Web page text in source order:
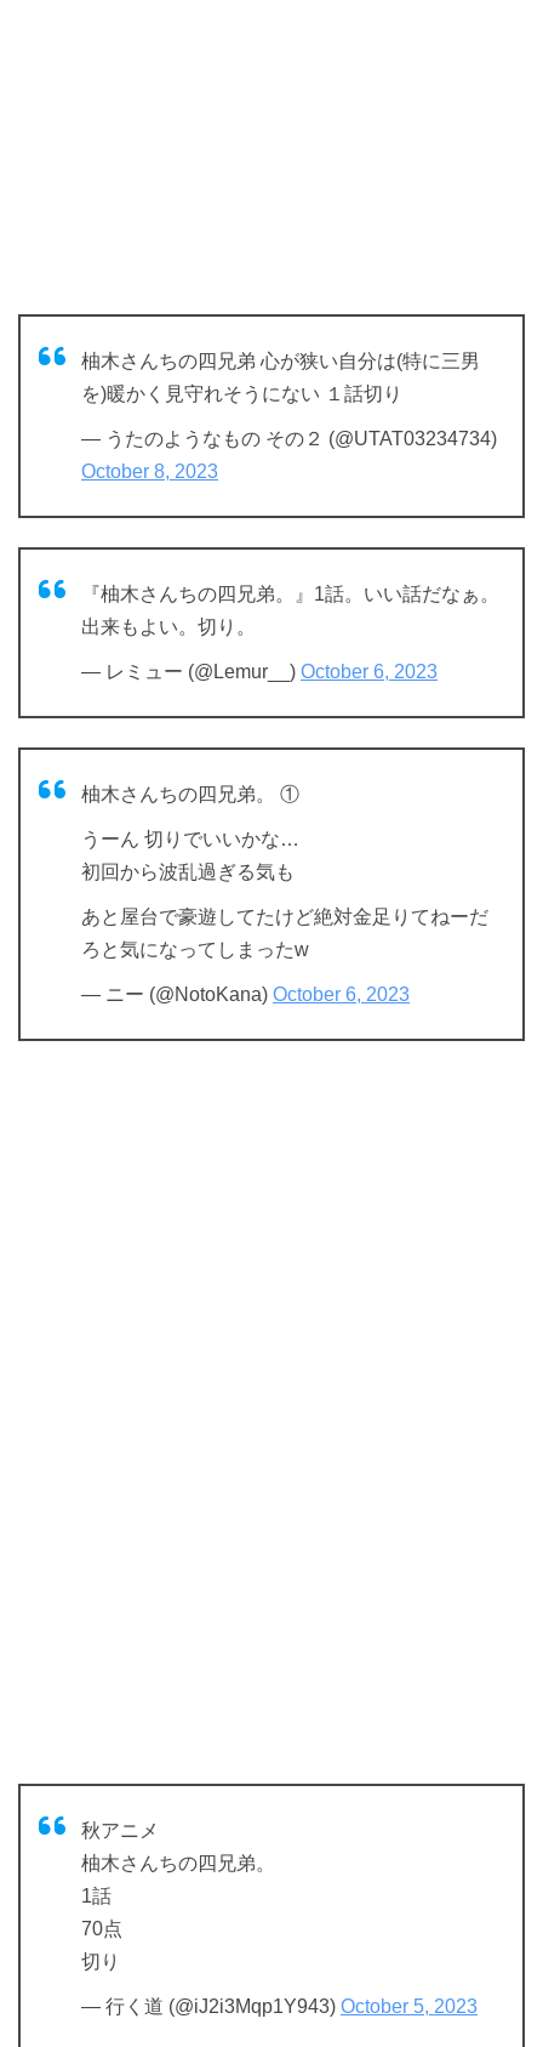
柚木さんちの四兄弟 心が狭い自分は(特に三男
を)暖かく見守れそうにない １話切り
— うたのようなもの その２ (@UTAT03234734)
October 8, 2023
『柚木さんちの四兄弟。』1話。いい話だなぁ。
出来もよい。切り。
— レミュー (@Lemur__) October 6, 2023
柚木さんちの四兄弟。 ①
うーん 切りでいいかな…
初回から波乱過ぎる気も
あと屋台で豪遊してたけど絶対金足りてねーだ
ろと気になってしまったw
— ニー (@NotoKana) October 6, 2023
秋アニメ
柚木さんちの四兄弟。
1話
70点
切り
— 行く道 (@iJ2i3Mqp1Y943) October 5, 2023